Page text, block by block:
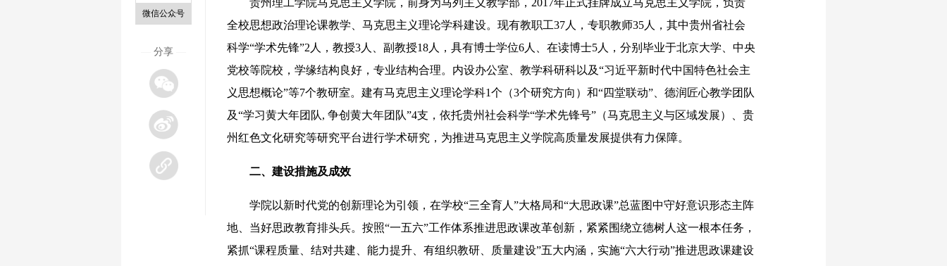
微信公众号
分享
贵州理工学院马克思主义学院，前身为马列主义教学部，2017年正式挂牌成立马克思主义学院，负责
全校思想政治理论课教学、马克思主义理论学科建设。现有教职工37人，专职教师35人，其中贵州省社会
科学“学术先锋”2人，教授3人、副教授18人，具有博士学位6人、在读博士5人，分别毕业于北京大学、中央
党校等院校，学缘结构良好，专业结构合理。内设办公室、教学科研科以及“习近平新时代中国特色社会主
义思想概论”等7个教研室。建有马克思主义理论学科1个（3个研究方向）和“四堂联动”、德润匠心教学团队
及“学习黄大年团队, 争创黄大年团队”4支，依托贵州社会科学“学术先锋号”（马克思主义与区域发展）、贵
州红色文化研究等研究平台进行学术研究，为推进马克思主义学院高质量发展提供有力保障。
二、建设措施及成效
学院以新时代党的创新理论为引领，在学校“三全育人”大格局和“大思政课”总蓝图中守好意识形态主阵
地、当好思政教育排头兵。按照“一五六”工作体系推进思政课改革创新，紧紧围绕立德树人这一根本任务，
紧抓“课程质量、结对共建、能力提升、有组织教研、质量建设”五大内涵，实施“六大行动”推进思政课建设